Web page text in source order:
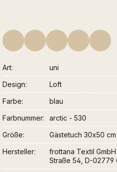
Art
uni
Design
Loft
Farbe
blau
Farbnummer
arctic - 530
Größe
Gästetuch 30x50 cm
Hersteller
frottana Textil
Straße 54, D-02779